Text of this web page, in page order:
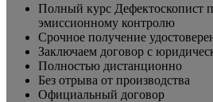
Полный курс Дефектоскопист
эмиссионному контролю
Срочное получение
Заключаем договор с
Полностью дистанционно
Без отрыва от производства
Официальный договор